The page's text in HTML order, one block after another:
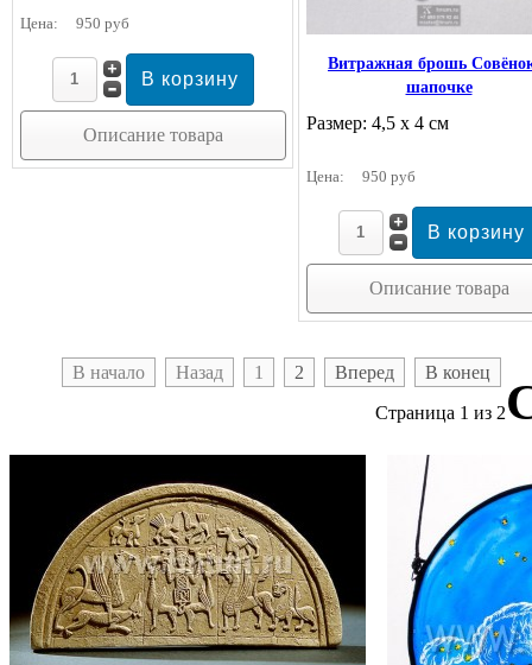
Цена: 950 руб
Описание товара
Витражная брошь
шапочке
Размер: 4,5 х 4 см
Цена: 950 руб
Описание товара
В начало Назад 1 2 Вперед
В конец
Страница 1 из 2